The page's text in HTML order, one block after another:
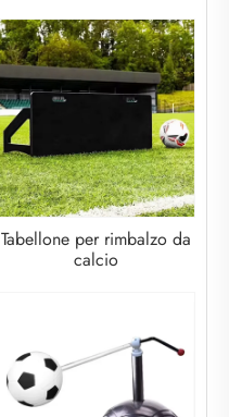
Tabellone per rimbalzo da
calcio